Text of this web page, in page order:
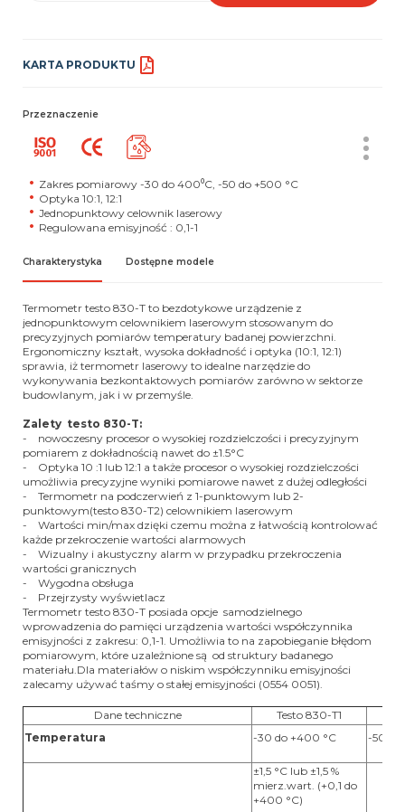
KARTA PRODUKTU
Przeznaczenie
Zakres pomiarowy -30 do 400⁰C, -50 do +500 °C
Optyka 10:1, 12:1
Jednopunktowy celownik laserowy
Regulowana emisyjność : 0,1-1
Charakterystyka Dostępne modele
Termometr testo 830-T to bezdotykowe urządzenie z
jednopunktowym celownikiem laserowym stosowanym do
precyzyjnych pomiarów temperatury badanej powierzchni.
Ergonomiczny kształt, wysoka dokładność i optyka (10:1, 12:1)
sprawia, iż termometr laserowy to idealne narzędzie do
wykonywania bezkontaktowych pomiarów zarówno w sektorze
budowlanym, jak i w przemyśle.
Zalety testo 830-T:
- nowoczesny procesor o wysokiej rozdzielczości i precyzyjnym
pomiarem z dokładnością nawet do ±1.5°C
- Optyka 10 :1 lub 12:1 a także procesor o wysokiej rozdzielczości
umożliwia precyzyjne wyniki pomiarowe nawet z dużej odległości
- Termometr na podczerwień z 1-punktowym lub 2-
punktowym(testo 830-T2) celownikiem laserowym
- Wartości min/max dzięki czemu można z łatwością kontrolować
każde przekroczenie wartości alarmowych
- Wizualny i akustyczny alarm w przypadku przekroczenia
wartości granicznych
- Wygodna obsługa
- Przejrzysty wyświetlacz
Termometr testo 830-T posiada opcje samodzielnego
wprowadzenia do pamięci urządzenia wartości współczynnika
emisyjności z zakresu: 0,1-1. Umożliwia to na zapobieganie błędom
pomiarowym, które uzależnione są od struktury badanego
materiału.Dla materiałów o niskim współczynniku emisyjności
zalecamy używać taśmy o stałej emisyjności (0554 0051).
Dane techniczne Testo 830-T1
Temperatura
-30 do +400 °C -50 do
±1,5 °C lub ±1,5 %
mierz.wart. (+0,1 do
+400 °C)